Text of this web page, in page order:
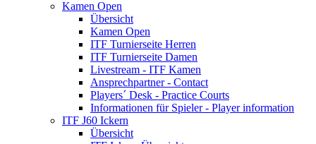
Kamen Open
Übersicht
Kamen Open
ITF Turnierseite Herren
ITF Turnierseite Damen
Livestream - ITF Kamen
Ansprechpartner - Contact
Players´ Desk - Practice Courts
Informationen für Spieler - Player information
ITF J60 Ickern
Übersicht